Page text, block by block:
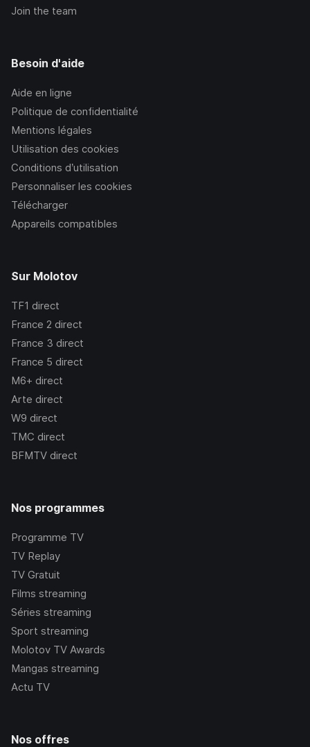
Join the team
Besoin d'aide
Aide en ligne
Politique de confidentialité
Mentions légales
Utilisation des cookies
Conditions d’utilisation
Personnaliser les cookies
Télécharger
Appareils compatibles
Sur Molotov
TF1 direct
France 2 direct
France 3 direct
France 5 direct
M6+ direct
Arte direct
W9 direct
TMC direct
BFMTV direct
Nos programmes
Programme TV
TV Replay
TV Gratuit
Films streaming
Séries streaming
Sport streaming
Molotov TV Awards
Mangas streaming
Actu TV
Nos offres